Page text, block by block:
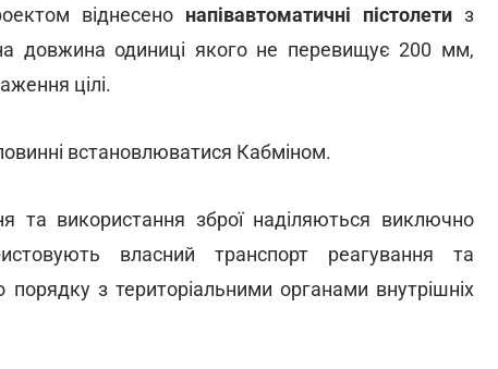
віднесено напівавтоматичні пістолети з
довжина одиниці якого не перевищує 200 мм,
цілі.
встановлюватися Кабміном.
та використання зброї наділяються виключно
власний транспорт реагування та
з територіальними органами внутрішніх